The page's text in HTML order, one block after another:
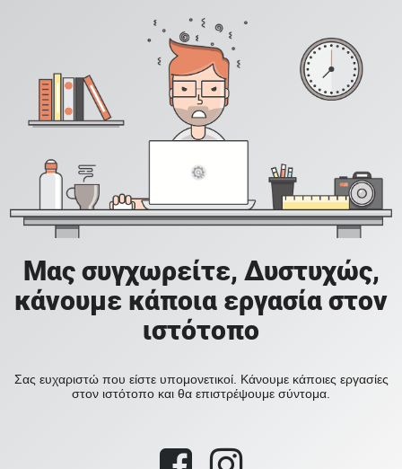
Μας συγχωρείτε, Δυστυχώς,
κάνουμε κάποια εργασία στον
ιστότοπο
Σας ευχαριστώ που είστε υπομονετικοί. Κάνουμε κάποιες εργασίες
στον ιστότοπο και θα επιστρέψουμε σύντομα.